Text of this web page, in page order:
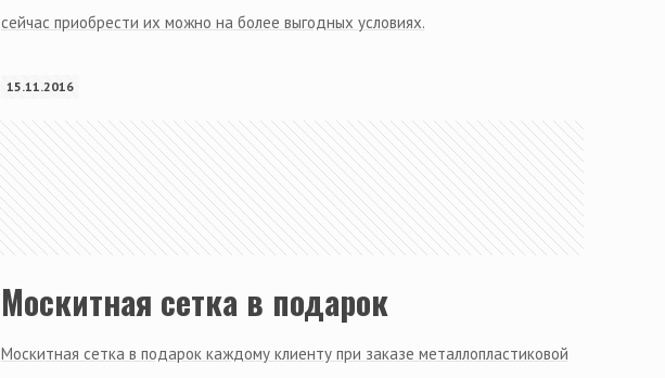
сейчас приобрести их можно на более выгодных условиях.
15.11.2016
Москитная сетка в подарок
Москитная сетка в подарок каждому клиенту при заказе металлопластиковой